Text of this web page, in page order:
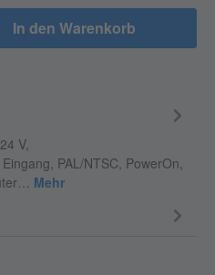
In den Warenkorb
V,
PAL/NTSC, PowerOn,
Mehr